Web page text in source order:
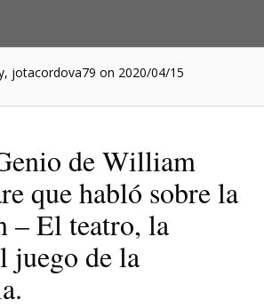
jotacordova79 on 2020/04/15
de William
que habló sobre la
– El teatro, la
juego de la